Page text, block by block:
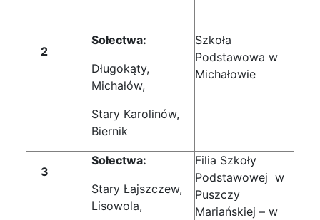
2
Sołectwa:
Długokąty,
Michałów,
Stary Karolinów,
Biernik
Szkoła
Podstawowa w
Michałowie
3
Sołectwa:
Stary Łajszczew,
Lisowola,
Filia Szkoły
Podstawowej w
Puszczy
Mariańskiej – w